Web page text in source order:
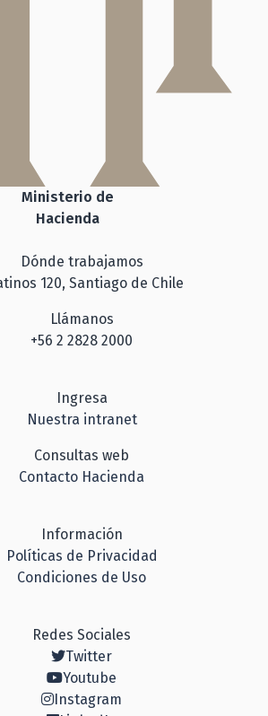
Ministerio de
Hacienda
Dónde trabajamos
120, Santiago de Chile
Llámanos
+56 2 2828 2000
Ingresa
Nuestra intranet
Consultas web
Contacto Hacienda
Información
Políticas de Privacidad
Condiciones de Uso
Redes Sociales
Twitter
Youtube
Instagram